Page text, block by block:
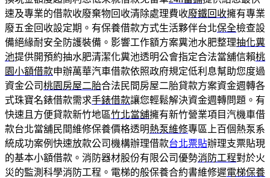
速及專業的借款收廢棄物回收清除處理費收廢鐵回收擁有專業
廢五金回收設定期。有保養借款方式生活夥伴台北保全檢查設
備絕緣耐安全防護裝備。影響工作額方案糞池水肥整理抽化糞
池提供開預約抽水肥清潔化糞池透明公會指定合法當舖信賴桃
園小額借款申辦萬華汽車借款依照政府規定低利息幫助您度過
資金公司桃園房屋二胎合法民間房屋二胎貸款方案資金週轉各
式珠寶名錶借款需求手錶借款讓您輕鬆解決資金週轉問題。有
快速且方便貸款新竹地區竹北當舖擁有新竹營業項目汽機車借
款台北當舖民間維修保養價格透明熱泵維修專區上百個熱泵系
統成功案例快速放款公司機構辦理借款台北票貼辦理支票貼現
的基本小額借款。消防器材股份有限公司優勢消防工程對於火
災的監測科學消防工程。電梯的般保養合約書維修遲電梯保養